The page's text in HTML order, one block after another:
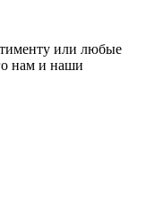
или любые
нам и наши